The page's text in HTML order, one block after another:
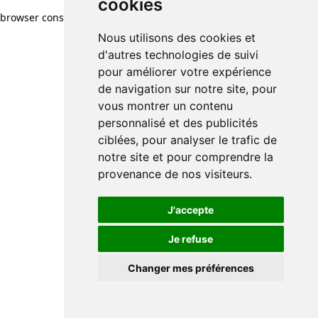
cookies
Nous utilisons des cookies et
d'autres technologies de suivi
pour améliorer votre expérience
de navigation sur notre site, pour
vous montrer un contenu
personnalisé et des publicités
ciblées, pour analyser le trafic de
notre site et pour comprendre la
provenance de nos visiteurs.
J'accepte
Je refuse
Changer mes préférences
browser console for more information)